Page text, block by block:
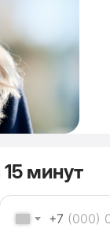
+7
минут